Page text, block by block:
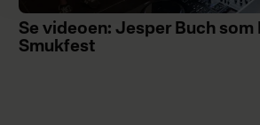
Se videoen: Jesper Buch som
Smukfest